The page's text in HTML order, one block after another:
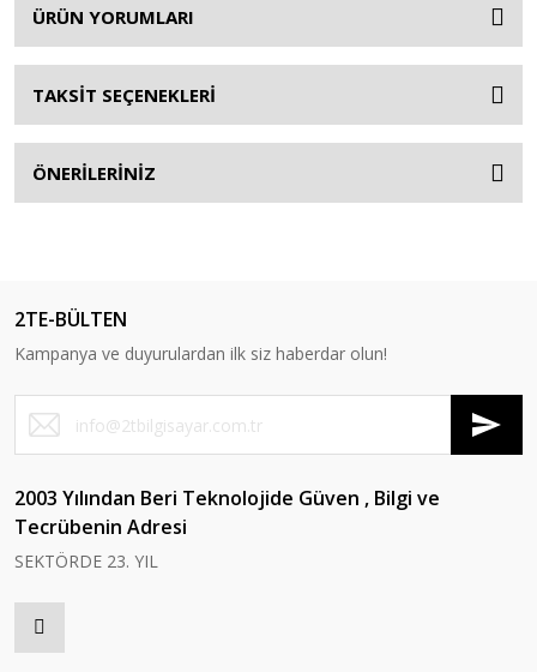
ÜRÜN YORUMLARI
TAKSİT SEÇENEKLERİ
ÖNERİLERİNİZ
2TE-BÜLTEN
Kampanya ve duyurulardan ilk siz haberdar olun!
2003 Yılından Beri Teknolojide Güven , Bilgi ve
Tecrübenin Adresi
SEKTÖRDE 23. YIL